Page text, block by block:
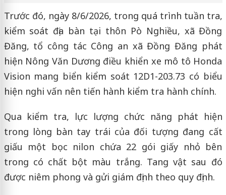
Trước đó, ngày 8/6/2026, trong quá trình tuần tra,
kiểm soát địa bàn tại thôn Pò Nghiều, xã Đồng
Đăng, tổ công tác Công an xã Đồng Đăng phát
hiện Nông Văn Dương điều khiển xe mô tô Honda
Vision mang biển kiểm soát 12D1-203.73 có biểu
hiện nghi vấn nên tiến hành kiểm tra hành chính.
Qua kiểm tra, lực lượng chức năng phát hiện
trong lòng bàn tay trái của đối tượng đang cất
giấu một bọc nilon chứa 22 gói giấy nhỏ bên
trong có chất bột màu trắng. Tang vật sau đó
được niêm phong và gửi giám định theo quy định.